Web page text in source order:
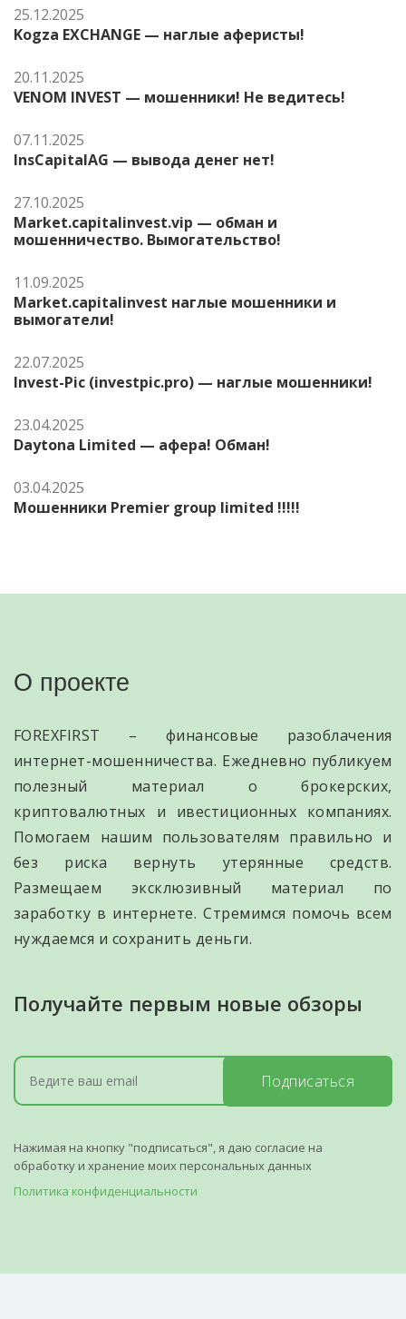
25.12.2025
Kogza EXCHANGE — наглые аферисты!
20.11.2025
VENOM INVEST — мошенники! Не ведитесь!
07.11.2025
InsCapitalAG — вывода денег нет!
27.10.2025
Market.capitalinvest.vip — обман и
мошенничество. Вымогательство!
11.09.2025
Market.capitalinvest наглые мошенники и
вымогатели!
22.07.2025
Invest-Pic (investpic.pro) — наглые мошенники!
23.04.2025
Daytona Limited — афера! Обман!
03.04.2025
Мошенники Premier group limited !!!!!
О проекте
FOREXFIRST – финансовые разоблачения
интернет-мошенничества. Ежедневно публикуем
полезный материал о брокерских,
криптовалютных и ивестиционных компаниях.
Помогаем нашим пользователям правильно и
без риска вернуть утерянные средств.
Размещаем эксклюзивный материал по
заработку в интернете. Стремимся помочь всем
нуждаемся и сохранить деньги.
Получайте первым новые обзоры
Подписаться
Нажимая на кнопку "подписаться", я даю согласие на
обработку и хранение моих персональных данных
Политика конфиденциальности